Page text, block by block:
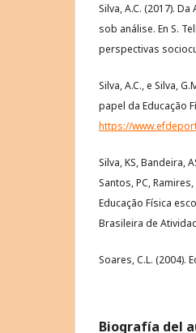
Silva, A.C. (2017).
sob análise. En S.
perspectivas
Silva, A.C., e Silva,
papel da Educação
https://
Silva, KS, Bandeira,
Santos, PC,
Educação Física
Brasileira de
Soares, C.L. (2004).
Biografía del